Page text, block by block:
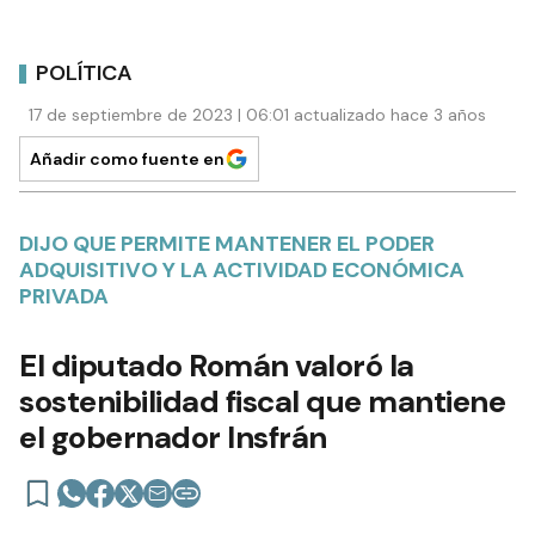
POLÍTICA
17 de septiembre de 2023 | 06:01 actualizado hace 3 años
Añadir como fuente en
DIJO QUE PERMITE MANTENER EL PODER
ADQUISITIVO Y LA ACTIVIDAD ECONÓMICA
PRIVADA
El diputado Román valoró la
sostenibilidad fiscal que mantiene
el gobernador Insfrán